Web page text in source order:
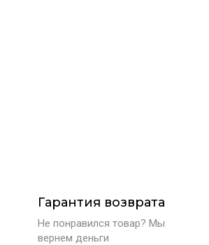
Гарантия возврата
Не понравился товар? Мы
вернем деньги